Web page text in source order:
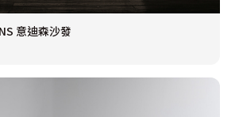
意迪森沙發